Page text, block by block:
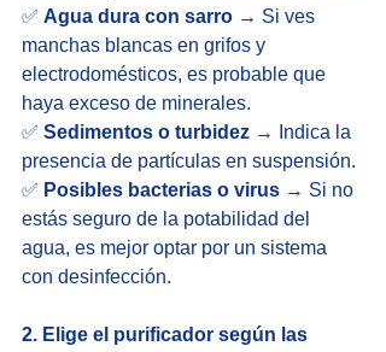
✅ Agua dura con sarro → Si ves
manchas blancas en grifos y
electrodomésticos, es probable que
haya exceso de minerales.
✅ Sedimentos o turbidez → Indica la
presencia de partículas en suspensión.
✅ Posibles bacterias o virus → Si no
estás seguro de la potabilidad del
agua, es mejor optar por un sistema
con desinfección.
2. Elige el purificador según las